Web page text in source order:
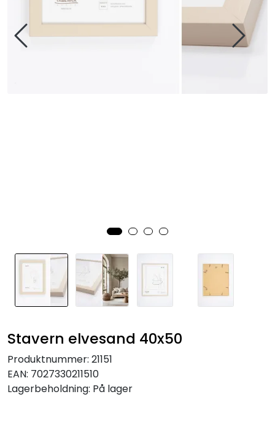
Stavern elvesand 40x50
Produktnummer: 21151
EAN: 7027330211510
Lagerbeholdning: På lager
Trykk av bilder/skilt og innramming